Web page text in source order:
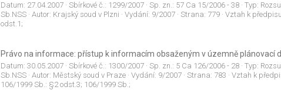
Datum: 27.04.2007· Sbírkové č.: 1299/2007· Sp. zn.: 57 Ca 15/2006 - 38· Typ:
Sb.NSS· Autor: Krajský soud v Plzni · Vydání: 9/2007· Strana: 779· Vztah k
odst.1;
Právo na informace: přístup k informacím obsaženým v územně plánovací
Datum: 30.05.2007· Sbírkové č.: 1300/2007· Sp. zn.: 5 Ca 126/2006 - 28· Typ:
Sb.NSS· Autor: Městský soud v Praze· Vydání: 9/2007· Strana: 783 · Vztah k
106/1999 Sb.: §2 odst.3; 106/1999 Sb.;